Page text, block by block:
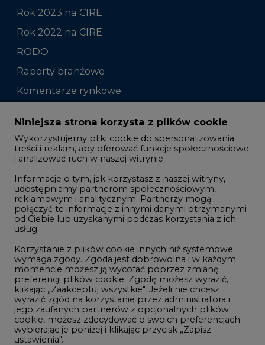
Rok 2023 na CIRE
Rok 2022 na CIRE
RODO
Raporty branżowe
Komentarze rynkowe
Zmiany kadrowe na rynku
Studio CIRE
Rozmowy o energetyce
Gospodarka
Geopolityka
LTE450
Innowacje i AI
Telekomunikacja i IT
Handel emisjami CO2
Wodór
Górnictwo
Niniejsza strona korzysta z plików cookie
Wykorzystujemy pliki cookie do spersonalizowania
treści i reklam, aby oferować funkcje społecznościowe
i analizować ruch w naszej witrynie.
Informacje o tym, jak korzystasz z naszej witryny,
udostępniamy partnerom społecznościowym,
reklamowym i analitycznym. Partnerzy mogą
połączyć te informacje z innymi danymi otrzymanymi
od Ciebie lub uzyskanymi podczas korzystania z ich
usług.
Korzystanie z plików cookie innych niż systemowe
wymaga zgody. Zgoda jest dobrowolna i w każdym
momencie możesz ją wycofać poprzez zmianę
preferencji plików cookie. Zgodę możesz wyrazić,
klikając „Zaakceptuj wszystkie". Jeżeli nie chcesz
wyrazić zgód na korzystanie przez administratora i
jego zaufanych partnerów z opcjonalnych plików
cookie, możesz zdecydować o swoich preferencjach
wybierając je poniżej i klikając przycisk „Zapisz
ustawienia".